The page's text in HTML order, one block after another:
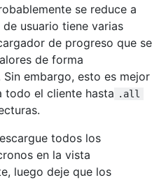
se reduce a
usuario tiene varias
de progreso que se
de forma
Sin embargo, esto es mejor
todo el cliente hasta .all
todos los
en la vista
luego deje que los